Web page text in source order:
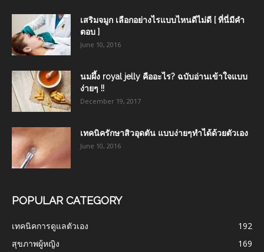
เสริมจมูก เลือกอย่างไรแบบไหนดีไม่ดี [ ที่นี่มีคำ
ตอบ ]
June 10, 2016
นมผึ้ง royal jelly คืออะไร? ฉบับอ่านเข้าใจแบบ
ง่ายๆ !!
December 19, 2017
เทคนิครักษาสิวอุดตัน แบบง่ายๆทำได้ด้วยตัวเอง
June 10, 2016
POPULAR CATEGORY
เทคนิคการดูแลตัวเอง
192
สุขภาพผู้หญิง
169